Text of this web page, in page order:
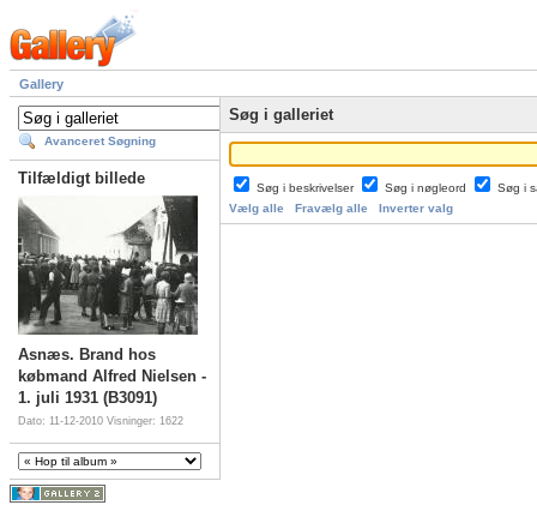
Gallery
Avanceret Søgning
Tilfældigt billede
Asnæs. Brand hos
købmand Alfred Nielsen -
1. juli 1931 (B3091)
Dato: 11-12-2010 Visninger: 1622
Søg i galleriet
Søg i beskrivelser Søg i nøgleord
Søg i
Vælg alle
Fravælg alle Inverter valg